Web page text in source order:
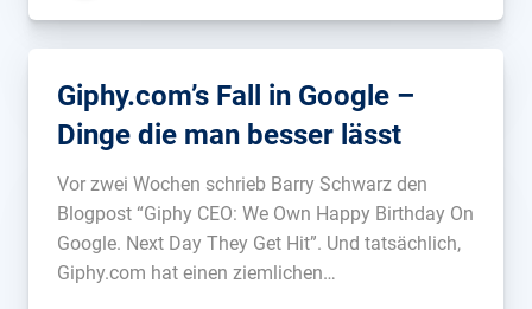
Giphy.com’s Fall in Google –
Dinge die man besser lässt
Vor zwei Wochen schrieb Barry Schwarz den
Blogpost “Giphy CEO: We Own Happy Birthday On
Google. Next Day They Get Hit”. Und tatsächlich,
Giphy.com hat einen ziemlichen